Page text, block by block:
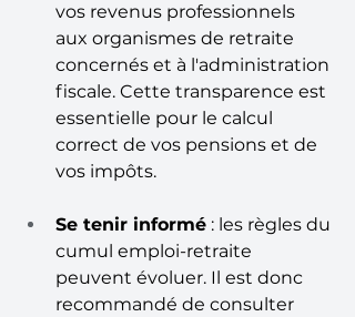
vos revenus professionnels
aux organismes de retraite
concernés et à l'administration
fiscale. Cette transparence est
essentielle pour le calcul
correct de vos pensions et de
vos impôts.
Se tenir informé : les règles du
cumul emploi-retraite
peuvent évoluer. Il est donc
recommandé de consulter